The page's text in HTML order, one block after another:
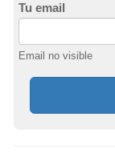
Tu email
Email no visible